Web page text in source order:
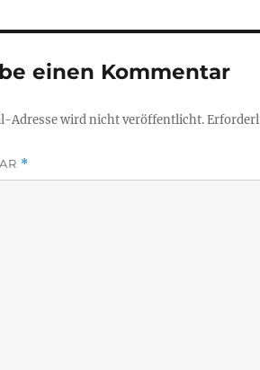
einen Kommentar
Adresse wird nicht veröffentlicht.
*